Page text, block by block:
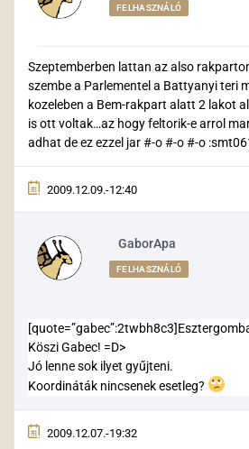
FELHASZNÁLÓ
Szeptemberben lattan az also
szembe a Parlementel a Battyanyi teri
kozeleben a Bem-rakpart alatt 2 lakot
is ott voltak…az hogy feltorik-e arrol
adhat de ez ezzel jar #-o #-o #-o
2009.12.09.-12:40
GaborApa
FELHASZNÁLÓ
Köszi Gabec! =D>
Jó lenne sok ilyet gyűjteni.
Koordináták nincsenek esetleg?
2009.12.07.-19:32